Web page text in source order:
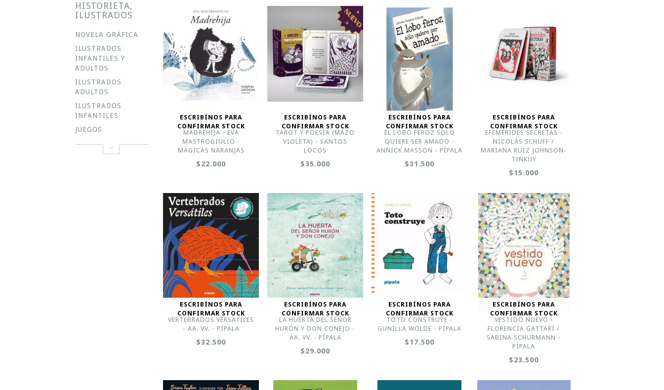
HISTORIETA,
ILUSTRADOS
NOVELA GRÁFICA
ILUSTRADOS
INFANTILES Y
ADULTOS
ILUSTRADOS
ADULTOS
ILUSTRADOS
INFANTILES
JUEGOS
ESCRIBÍNOS PARA
CONFIRMAR STOCK
MADREHIJA - EVA
MASTROGIULIO -
MÁGICAS NARANJAS
$22.000
ESCRIBÍNOS PARA
CONFIRMAR STOCK
TAROT Y POESÍA (MAZO
VIOLETA) - SANTOS
LOCOS
$35.000
ESCRIBÍNOS PARA
CONFIRMAR STOCK
EL LOBO FEROZ SOLO
QUIERE SER AMADO -
ANNICK MASSON - PÍPALA
$31.500
ESCRIBÍNOS PARA
CONFIRMAR STOCK
EFEMÉRIDES SECRETAS -
NICOLÁS SCHUFF /
MARIANA RUIZ JOHNSON-
TINKUY
$15.000
ESCRIBÍNOS PARA
CONFIRMAR STOCK
VERTEBRADOS VERSATILES
- AA. VV. - PÍPALA
$32.500
ESCRIBÍNOS PARA
CONFIRMAR STOCK
LA HUERTA DEL SEÑOR
HURÓN Y DON CONEJO -
AA. VV. - PÍPALA
$29.000
ESCRIBÍNOS PARA
CONFIRMAR STOCK
TOTO CONSTRUYE -
GUNILLA WOLDE - PÍPALA
$17.500
ESCRIBÍNOS PARA
CONFIRMAR STOCK
VESTIDO NUEVO -
FLORENCIA GATTARI /
SABINA SCHURMANN -
PÍPALA
$23.500